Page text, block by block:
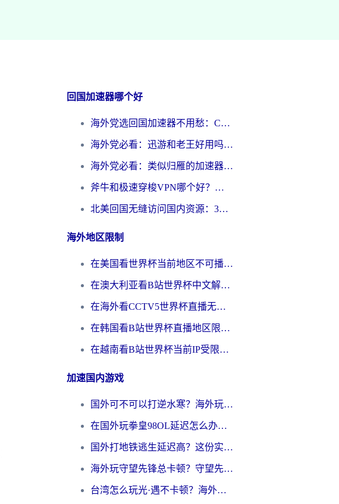
回国加速器哪个好
海外党选回国加速器不用愁：ChickCN和洞见哪个好？一篇搞定所有疑问
海外党必看：迅游和老王好用吗？3分钟选对加速国内网络的加速器
海外党必看：类似归雁的加速器怎么选？一篇搞定无缝访问国内资源
斧牛和极速穿梭VPN哪个好？海外党选回国加速器必看的真实对比与避坑指南
北美回国无缝访问国内资源：3年海外党亲测的加速器选择指南
海外地区限制
在美国看世界杯当前地区不可播放？海外党体育观赛终极指南来了！
在澳大利亚看B站世界杯中文解说仅限中国大陆？这篇指南帮你打破限制看遍赛事
在海外看CCTV5世界杯直播无法播放？这篇指南让你和国内球迷同步呐喊
在韩国看B站世界杯直播地区限制？这篇指南让你告别“当前地区不可播放”
在越南看B站世界杯当前IP受限制？海外党体育观赛终极指南来了
加速国内游戏
国外可不可以打逆水寒？海外玩家国服畅玩终极指南（附漫威荒野乱斗加速方案）
在国外玩拳皇98OL延迟怎么办？海外党亲测有效的低延迟指南
国外打地铁逃生延迟高？这份实测有效的低延迟指南帮你吃鸡
海外玩守望先锋总卡顿？守望先锋游戏加速器在哪里买&避坑指南（附欧洲非洲游戏实测）
台湾怎么玩光·遇不卡顿？海外党国服游戏加速终极攻略（附实测体验）